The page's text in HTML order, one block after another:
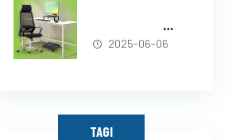
technologie dla
2025-06-06
TAGI